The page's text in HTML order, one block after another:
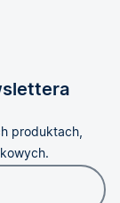
produktach,